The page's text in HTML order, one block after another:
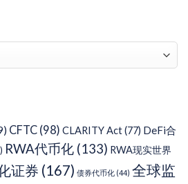
CFTC (98) CLARITY Act(77) DeFi合
RWA代币化 (133) RWA现实世界
证券 (167) 债券代币化 (44) 全球监